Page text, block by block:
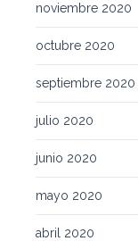
noviembre 2020
octubre 2020
septiembre 2020
julio 2020
junio 2020
mayo 2020
abril 2020